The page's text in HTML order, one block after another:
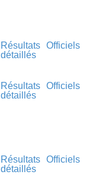
Résultats
détaillés
Officiels
Résultats
détaillés
Officiels
Résultats
détaillés
Officiels